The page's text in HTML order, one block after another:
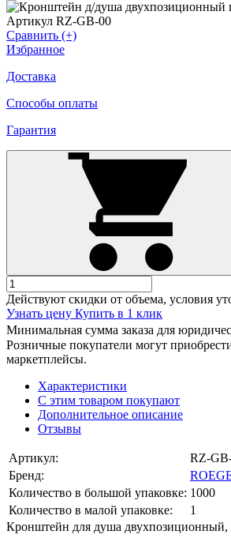
Артикул RZ-GB-00
Сравнить (+)
Избранное
Доставка
Способы оплаты
Гарантия
Действуют скидки от объема, условия
Узнать цену Купить в 1 клик
Минимальная сумма заказа для
Розничные покупатели могут
маркетплейсы.
Характеристики
С этим товаром покупают
Дополнительное описание
Отзывы
Артикул:
RZ-
Бренд:
Количество в большой упаковке: 1000
Количество в малой упаковке:
1
Кронштейн для душа двухпозиционный,